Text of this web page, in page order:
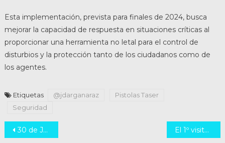
Esta implementación, prevista para finales de 2024, busca
mejorar la capacidad de respuesta en situaciones críticas al
proporcionar una herramienta no letal para el control de
disturbios y la protección tanto de los ciudadanos como de
los agentes.
Etiquetas @jdarganaraz
Pistolas Taser
Seguridad
Navegación
30 de Julio: Día Mundial Contra la Trata de Personas El 1º visitamos con parte del equipo al Centro Comercial de Villa Gobernador Gálvez